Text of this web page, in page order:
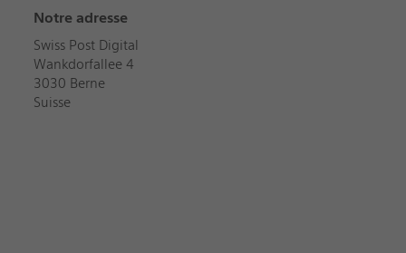
Notre adresse
Swiss Post Digital
Wankdorfallee 4
3030 Berne
Suisse